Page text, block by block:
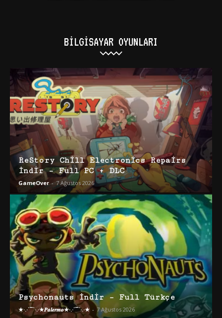
BILGISAYAR OYUNLARI
ReStory Chill Electronics Repairs
İndir – Full PC + DLC
GameOver - 7 Ağustos 2026
Psychonauts İndir – Full Türkçe
★·.·´¯`·.·★𝑷𝒂𝒍𝒆𝒓𝒎𝒐★·.·´¯`·.·★ - 7 Ağustos 2026